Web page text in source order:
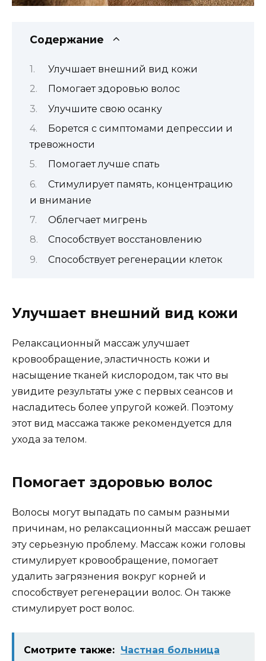
Содержание
Улучшает внешний вид кожи
Помогает здоровью волос
Улучшите свою осанку
Борется с симптомами депрессии и
тревожности
Помогает лучше спать
Стимулирует память, концентрацию
и внимание
Облегчает мигрень
Способствует восстановлению
Способствует регенерации клеток
Улучшает внешний вид кожи
Релаксационный массаж улучшает
кровообращение, эластичность кожи и
насыщение тканей кислородом, так что вы
увидите результаты уже с первых сеансов и
насладитесь более упругой кожей. Поэтому
этот вид массажа также рекомендуется для
ухода за телом.
Помогает здоровью волос
Волосы могут выпадать по самым разными
причинам, но релаксационный массаж решает
эту серьезную проблему. Массаж кожи головы
стимулирует кровообращение, помогает
удалить загрязнения вокруг корней и
способствует регенерации волос. Он также
стимулирует рост волос.
Смотрите также: Частная больница